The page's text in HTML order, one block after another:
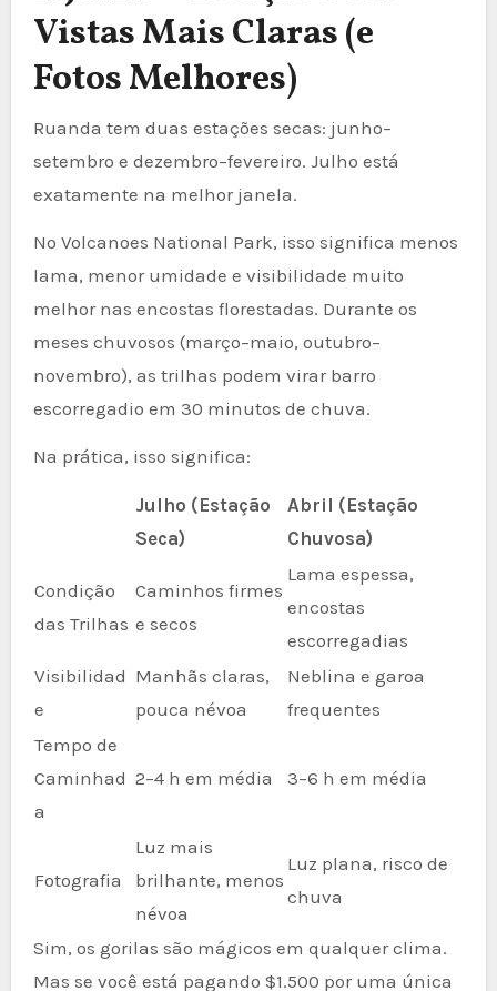
Vistas Mais Claras (e
Fotos Melhores)
Ruanda tem duas estações secas: junho–
setembro e dezembro–fevereiro. Julho está
exatamente na melhor janela.
No Volcanoes National Park, isso significa menos
lama, menor umidade e visibilidade muito
melhor nas encostas florestadas. Durante os
meses chuvosos (março–maio, outubro–
novembro), as trilhas podem virar barro
escorregadio em 30 minutos de chuva.
Na prática, isso significa:
Julho (Estação
Seca)
Abril (Estação
Chuvosa)
Condição
das Trilhas
Caminhos firmes
e secos
Lama espessa,
encostas
escorregadias
Visibilidad
e
Manhãs claras,
pouca névoa
Neblina e garoa
frequentes
Tempo de
Caminhad
a
2–4 h em média 3–6 h em média
Fotografia
Luz mais
brilhante, menos
névoa
Luz plana, risco de
chuva
Sim, os gorilas são mágicos em qualquer clima.
Mas se você está pagando $1.500 por uma única